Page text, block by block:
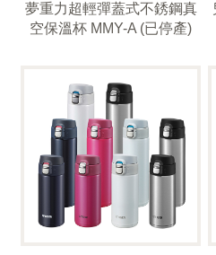
夢重力超輕彈蓋式不銹鋼真
空保溫杯 MMY-A (已停產)